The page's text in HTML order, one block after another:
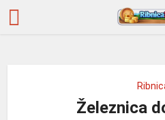
Železnica